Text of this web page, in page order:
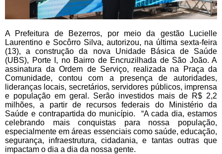
A Prefeitura de Bezerros, por meio da gestão Lucielle
Laurentino e Socôrro Silva, autorizou, na última sexta-feira
(13), a construção da nova Unidade Básica de Saúde
(UBS), Porte I, no Bairro de Encruzilhada de São João. A
assinatura da Ordem de Serviço, realizada na Praça da
Comunidade, contou com a presença de autoridades,
lideranças locais, secretários, servidores públicos, imprensa
e população em geral. Serão investidos mais de R$ 2,2
milhões, a partir de recursos federais do Ministério da
Saúde e contrapartida do município. “A cada dia, estamos
celebrando mais conquistas para nossa população,
especialmente em áreas essenciais como saúde, educação,
segurança, infraestrutura, cidadania, e tantas outras que
impactam o dia a dia da nossa gente.